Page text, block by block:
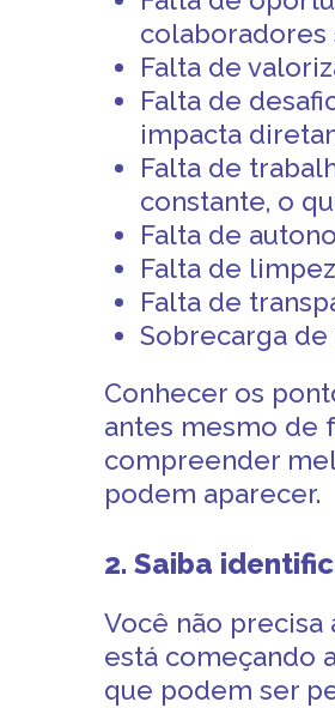
colaboradores
Falta de
Falta de
impacta
Falta de
constante, o
Falta de
Falta de
Falta de
Sobrecarga
Conhecer os
antes mesmo de
compreender
podem aparecer.
2. Saiba
Você não
está começando
que podem ser